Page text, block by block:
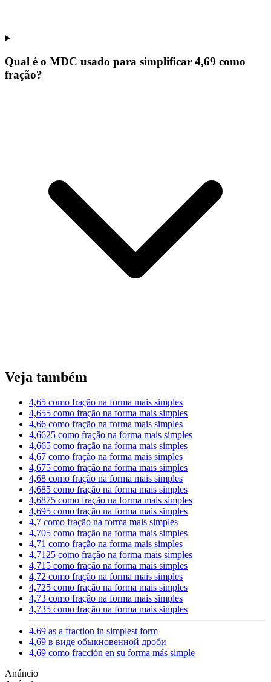
Qual é o MDC usado para simplificar 4,69 como
fração?
Veja também
4,65 como fração na forma mais simples
4,655 como fração na forma mais simples
4,66 como fração na forma mais simples
4,6625 como fração na forma mais simples
4,665 como fração na forma mais simples
4,67 como fração na forma mais simples
4,675 como fração na forma mais simples
4,68 como fração na forma mais simples
4,685 como fração na forma mais simples
4,6875 como fração na forma mais simples
4,695 como fração na forma mais simples
4,7 como fração na forma mais simples
4,705 como fração na forma mais simples
4,71 como fração na forma mais simples
4,7125 como fração na forma mais simples
4,715 como fração na forma mais simples
4,72 como fração na forma mais simples
4,725 como fração na forma mais simples
4,73 como fração na forma mais simples
4,735 como fração na forma mais simples
4.69 as a fraction in simplest form
4,69 в виде обыкновенной дроби
4,69 como fracción en su forma más simple